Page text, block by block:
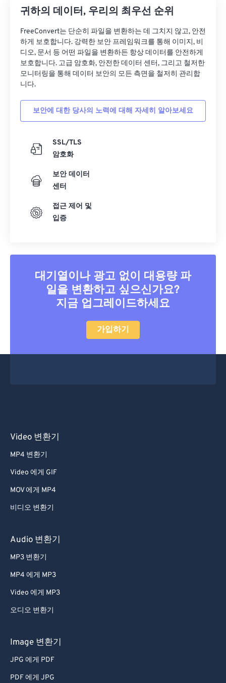
귀하의 데이터, 우리의 최우선 순위
FreeConvert는 단순히 파일을 변환하는 데 그치지 않고, 안전
하게 보호합니다. 강력한 보안 프레임워크를 통해 이미지, 비
디오, 문서 등 어떤 파일을 변환하든 항상 데이터를 안전하게
보호합니다. 고급 암호화, 안전한 데이터 센터, 그리고 철저한
모니터링을 통해 데이터 보안의 모든 측면을 철저히 관리합
니다.
보안에 대한 당사의 노력에 대해 자세히 알아보세요
SSL/TLS
암호화
보안 데이터
센터
접근 제어 및
입증
대기열이나 광고 없이 대용량 파
일을 변환하고 싶으신가요?
지금 업그레이드하세요
가입하기
Video 변환기
MP4 변환기
Video 에게 GIF
MOV 에게 MP4
비디오 변환기
Audio 변환기
MP3 변환기
MP4 에게 MP3
Video 에게 MP3
오디오 변환기
Image 변환기
JPG 에게 PDF
PDF 에게 JPG